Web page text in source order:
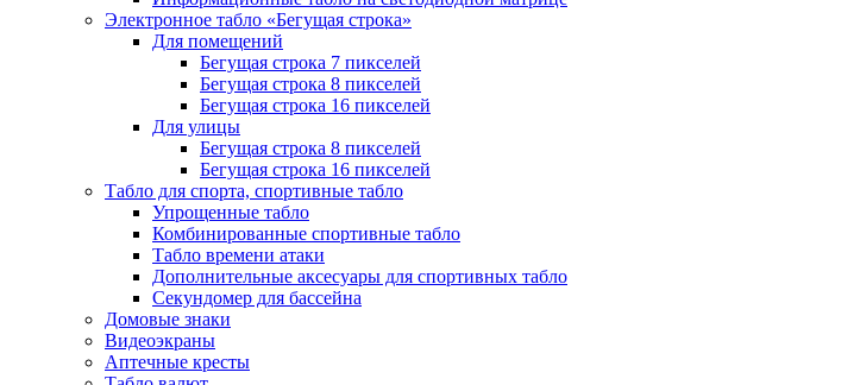
Электронное табло «Бегущая строка»
Для помещений
Бегущая строка 7 пикселей
Бегущая строка 8 пикселей
Бегущая строка 16 пикселей
Для улицы
Бегущая строка 8 пикселей
Бегущая строка 16 пикселей
Табло для спорта, спортивные табло
Упрощенные табло
Комбинированные спортивные табло
Табло времени атаки
Дополнительные аксесуары для спортивных табло
Секундомер для бассейна
Домовые знаки
Видеоэкраны
Аптечные кресты